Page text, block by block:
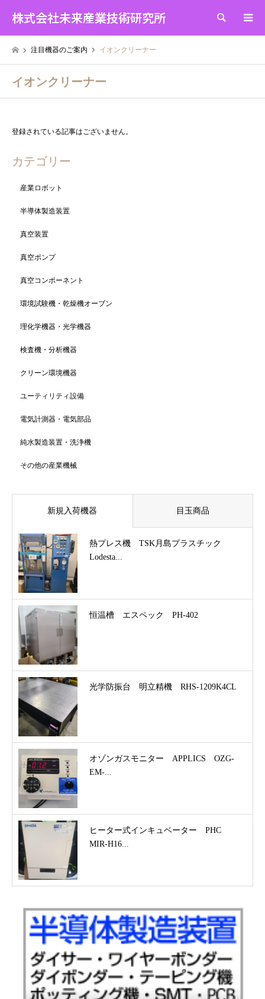
株式会社未来産業技術研究所 検索
注目機器のご案内 イオンクリーナー
イオンクリーナー
登録されている記事はございません。
カテゴリー
産業ロボット
半導体製造装置
真空装置
真空ポンプ
真空コンポーネント
環境試験機・乾燥機オーブン
理化学機器・光学機器
検査機・分析機器
クリーン環境機器
ユーティリティ設備
電気計測器・電気部品
純水製造装置・洗浄機
その他の産業機械
新規入荷機器 目玉商品
熱プレス機 TSK月島プラスチック
Lodesta...
恒温槽 エスペック PH-402
光学防振台 明立精機 RHS-1209K4CL
オゾンガスモニター APPLICS OZG-
EM-...
ヒーター式インキュベーター PHC
MIR-H16...